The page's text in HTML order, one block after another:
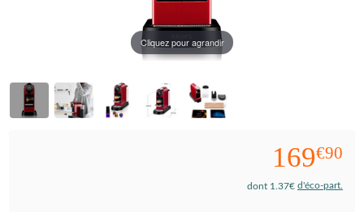
Cliquez pour agrandir
169€90
dont 1.37€ d'éco-part.